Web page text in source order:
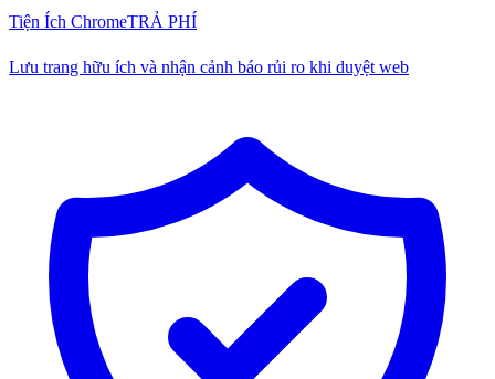
Tiện Ích ChromeTRẢ PHÍ
Lưu trang hữu ích và nhận cảnh báo rủi ro khi duyệt web